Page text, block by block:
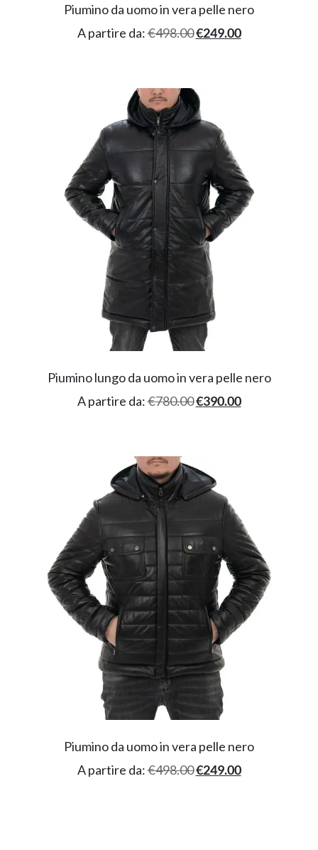
Piumino da uomo in vera pelle nero
A partire da:€498.00€249.00
Piumino lungo da uomo in vera pelle nero
A partire da:€780.00€390.00
Piumino da uomo in vera pelle nero
A partire da:€498.00€249.00